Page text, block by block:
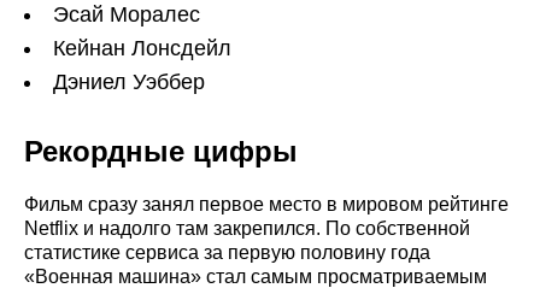
Эсай Моралес
Кейнан Лонсдейл
Дэниел Уэббер
Рекордные цифры
Фильм сразу занял первое место в мировом рейтинге
Netflix и надолго там закрепился. По собственной
статистике сервиса за первую половину года
«Военная машина» стал самым просматриваемым